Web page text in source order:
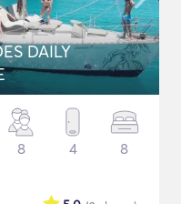
DAILY
8 4 8